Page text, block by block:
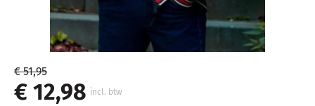
€ 51,95
€ 12,98 incl. btw